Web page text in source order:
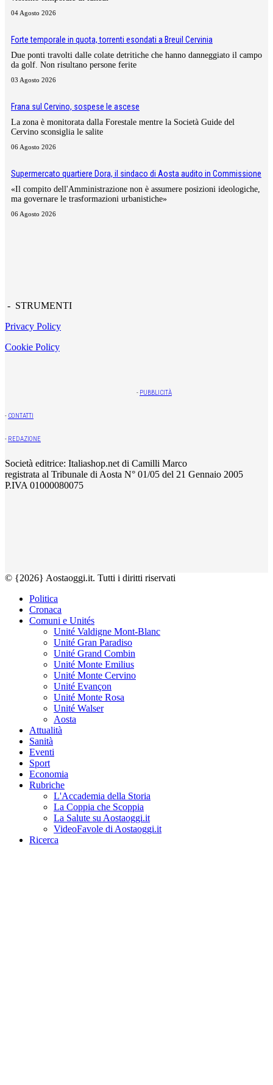
04 Agosto 2026
Forte temporale in quota, torrenti esondati a Breuil Cervinia
Due ponti travolti dalle colate detritiche che hanno danneggiato il campo
da golf. Non risultano persone ferite
03 Agosto 2026
Frana sul Cervino, sospese le ascese
La zona è monitorata dalla Forestale mentre la Società Guide del
Cervino sconsiglia le salite
06 Agosto 2026
Supermercato quartiere Dora, il sindaco di Aosta audito in Commissione
«Il compito dell'Amministrazione non è assumere posizioni ideologiche,
ma governare le trasformazioni urbanistiche»
06 Agosto 2026
- STRUMENTI
Privacy Policy
Cookie Policy
- PUBBLICITÀ
- CONTATTI
- REDAZIONE
Società editrice: Italiashop.net di Camilli Marco
registrata al Tribunale di Aosta N° 01/05 del 21 Gennaio 2005
P.IVA 01000080075
© {2026} Aostaoggi.it. Tutti i diritti riservati
Politica
Cronaca
Comuni e Unités
Unité Valdigne Mont-Blanc
Unité Gran Paradiso
Unité Grand Combin
Unité Monte Emilius
Unité Monte Cervino
Unité Evançon
Unité Monte Rosa
Unité Walser
Aosta
Attualità
Sanità
Eventi
Sport
Economia
Rubriche
L'Accademia della Storia
La Coppia che Scoppia
La Salute su Aostaoggi.it
VideoFavole di Aostaoggi.it
Ricerca